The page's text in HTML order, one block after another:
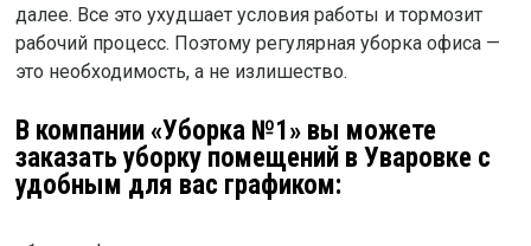
далее. Все это ухудшает условия работы и тормозит
рабочий процесс. Поэтому регулярная уборка офиса —
это необходимость, а не излишество.
В компании «Уборка №1» вы можете
заказать уборку помещений в Уваровке с
удобным для вас графиком: